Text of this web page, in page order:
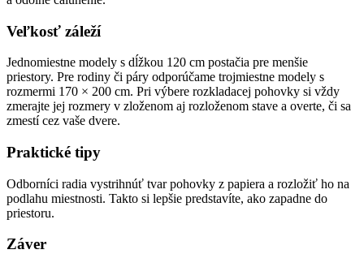
Veľkosť záleží
Jednomiestne modely s dĺžkou 120 cm postačia pre menšie
priestory. Pre rodiny či páry odporúčame trojmiestne modely s
rozmermi 170 × 200 cm. Pri výbere rozkladacej pohovky si vždy
zmerajte jej rozmery v zloženom aj rozloženom stave a overte, či sa
zmestí cez vaše dvere.
Praktické tipy
Odborníci radia vystrihnúť tvar pohovky z papiera a rozložiť ho na
podlahu miestnosti. Takto si lepšie predstavíte, ako zapadne do
priestoru.
Záver